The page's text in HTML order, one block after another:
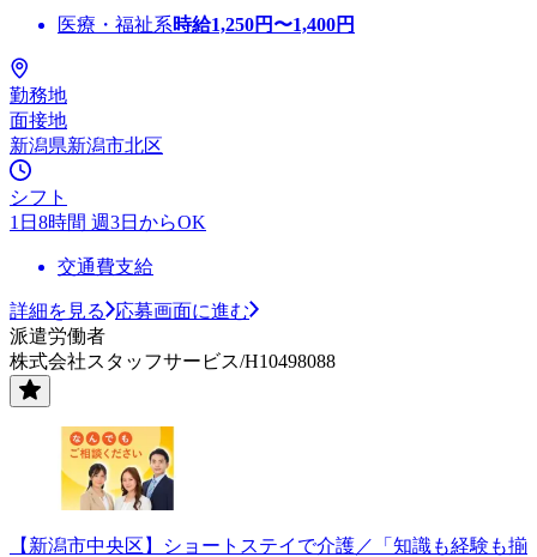
医療・福祉系時給1,250円〜1,400円
勤務地
面接地
新潟県新潟市北区
シフト
1日8時間 週3日からOK
交通費支給
詳細を見る
応募画面に進む
派遣労働者
株式会社スタッフサービス/H10498088
【新潟市中央区】ショートステイで介護／「知識も経験も揃